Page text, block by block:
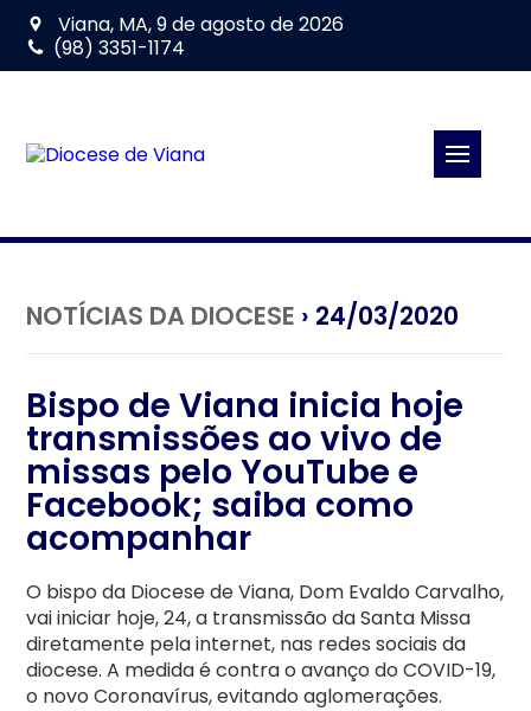
Viana, MA, 9 de agosto de 2026
(98) 3351-1174
NOTÍCIAS DA DIOCESE › 24/03/2020
Bispo de Viana inicia hoje
transmissões ao vivo de
missas pelo YouTube e
Facebook; saiba como
acompanhar
O bispo da Diocese de Viana, Dom Evaldo Carvalho,
vai iniciar hoje, 24, a transmissão da Santa Missa
diretamente pela internet, nas redes sociais da
diocese. A medida é contra o avanço do COVID-19,
o novo Coronavírus, evitando aglomerações.